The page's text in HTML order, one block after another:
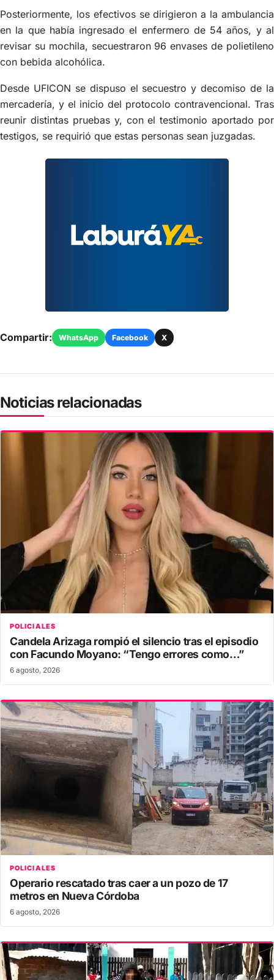
Posteriormente, los efectivos se dirigieron a la ambulancia
en la que había ingresado el enfermero de 54 años, y al
revisar su mochila, secuestraron 96 envases de polietileno
con bebida alcohólica.
Desde UFICON se dispuso el secuestro y decomiso de la
mercadería, y el inicio del protocolo contravencional. Tras
reunir distintas pruebas y, con el testimonio aportado por
testigos, se requirió que estas personas sean juzgadas.
Compartir: WhatsApp Facebook X
Noticias relacionadas
POLICIALES
Candela Arizaga rompió el silencio tras el episodio
con Facundo Moyano: “Tengo errores como…”
6 agosto, 2026
POLICIALES
Operario rescatado tras caer a un pozo de 17
metros en Nueva Córdoba
6 agosto, 2026